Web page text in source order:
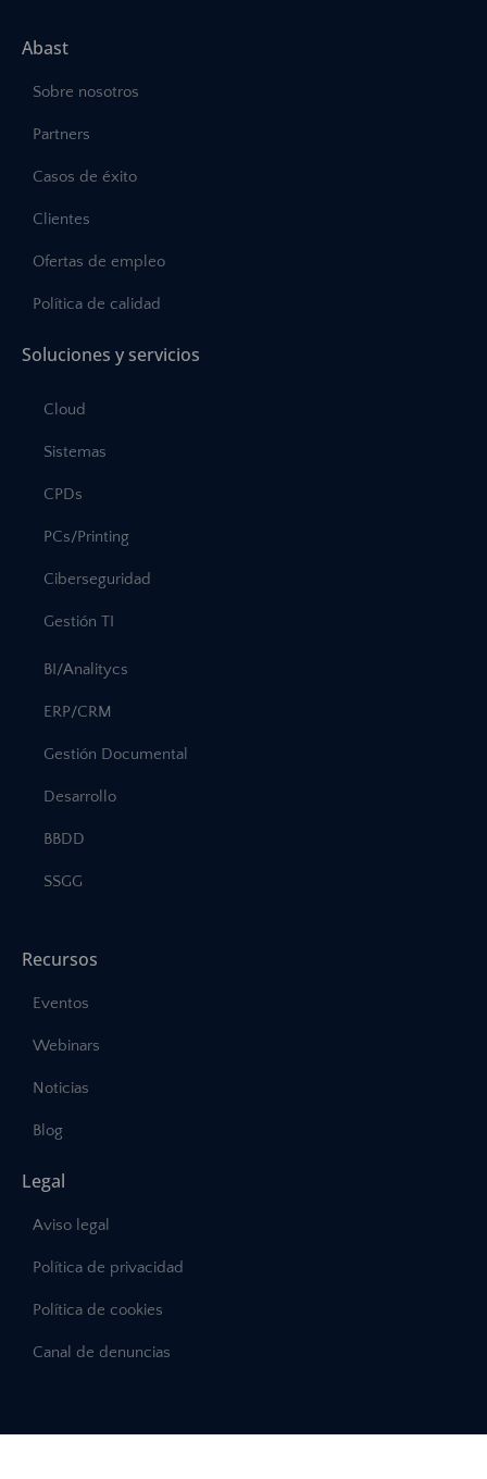
Abast
Sobre nosotros
Partners
Casos de éxito
Clientes
Ofertas de empleo
Política de calidad
Soluciones y servicios
Cloud
Sistemas
CPDs
PCs/Printing
Ciberseguridad
Gestión TI
BI/Analitycs
ERP/CRM
Gestión Documental
Desarrollo
BBDD
SSGG
Recursos
Eventos
Webinars
Noticias
Blog
Legal
Aviso legal
Política de privacidad
Política de cookies
Canal de denuncias